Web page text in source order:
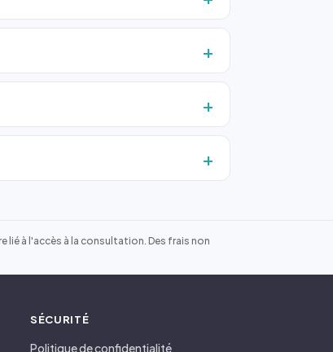
lié à l'accès à la consultation. Des frais non
SÉCURITÉ
Politique de confidentialité